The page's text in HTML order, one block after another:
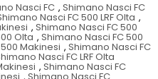
Nasci FC , Shimano Nasci FC
Nasci FC 500 LRF Olta ,
, Shimano Nasci FC 500
Olta , Shimano Nasci FC 500
Makinesi , Shimano Nasci FC
Nasci FC LRF Olta
, Shimano Nasci FC